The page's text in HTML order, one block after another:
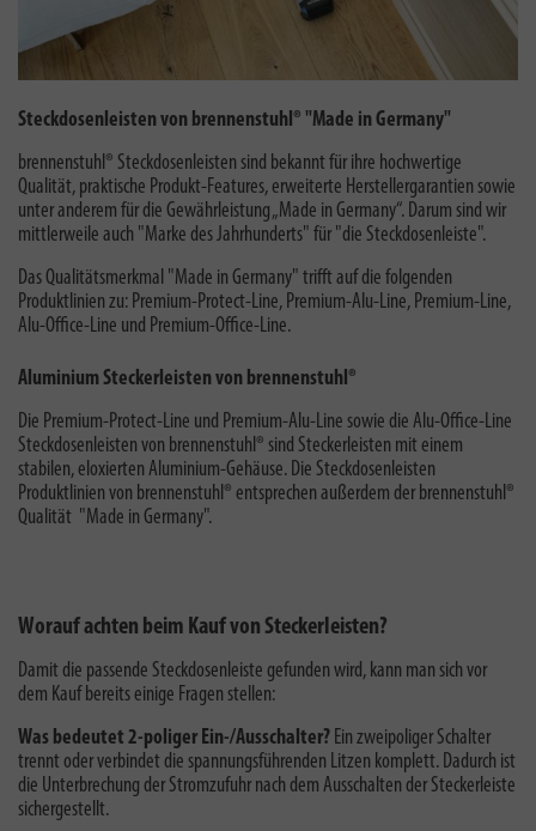
Steckdosenleisten von brennenstuhl® "Made in Germany"
brennenstuhl® Steckdosenleisten sind bekannt für ihre hochwertige
Qualität, praktische Produkt-Features, erweiterte Herstellergarantien sowie
unter anderem für die Gewährleistung „Made in Germany“. Darum sind wir
mittlerweile auch "Marke des Jahrhunderts" für "die Steckdosenleiste".
Das Qualitätsmerkmal "Made in Germany" trifft auf die folgenden
Produktlinien zu: Premium-Protect-Line, Premium-Alu-Line, Premium-Line,
Alu-Office-Line und Premium-Office-Line.
Aluminium Steckerleisten von brennenstuhl®
Die Premium-Protect-Line und Premium-Alu-Line sowie die Alu-Office-Line
Steckdosenleisten von brennenstuhl® sind Steckerleisten mit einem
stabilen, eloxierten Aluminium-Gehäuse. Die Steckdosenleisten
Produktlinien von brennenstuhl® entsprechen außerdem der brennenstuhl®
Qualität "Made in Germany".
Worauf achten beim Kauf von Steckerleisten?
Damit die passende Steckdosenleiste gefunden wird, kann man sich vor
dem Kauf bereits einige Fragen stellen:
Was bedeutet 2-poliger Ein-/Ausschalter? Ein zweipoliger Schalter
trennt oder verbindet die spannungsführenden Litzen komplett. Dadurch ist
die Unterbrechung der Stromzufuhr nach dem Ausschalten der Steckerleiste
sichergestellt.